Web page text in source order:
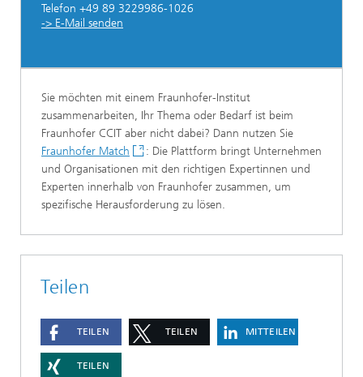
Telefon +49 89 3229986-1026
-> E-Mail senden
Sie möchten mit einem Fraunhofer-Institut
zusammenarbeiten, Ihr Thema oder Bedarf ist beim
Fraunhofer CCIT aber nicht dabei? Dann nutzen Sie
Fraunhofer Match
: Die Plattform bringt Unternehmen
und Organisationen mit den richtigen Expertinnen und
Experten innerhalb von Fraunhofer zusammen, um
spezifische Herausforderung zu lösen.
Teilen
TEILEN TEILEN MITTEILEN
TEILEN